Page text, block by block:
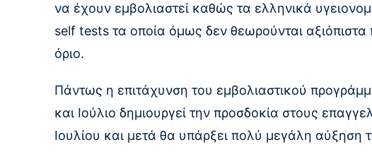
να έχουν εμβολιαστεί καθώς τα ελληνικά
self tests τα οποία όμως δεν θεωρούνται
όριο.
Πάντως η επιτάχυνση του εμβολιαστικού
και Ιούλιο δημιουργεί την προσδοκία στους
Ιουλίου και μετά θα υπάρξει πολύ μεγάλη αύξηση